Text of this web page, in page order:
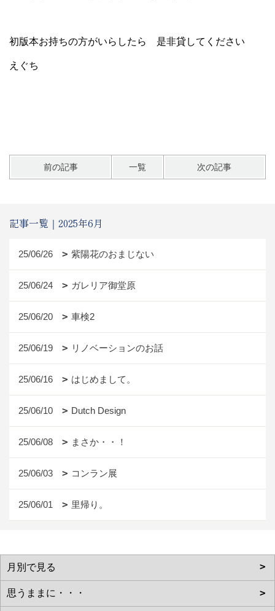
初版本お持ちの方がいらしたら 是非貸してください
えぐち
前の記事 一覧 次の記事
記事一覧｜2025年6月
25/06/26 紫陽花のおまじない
25/06/24 ガレリア御堂原
25/06/20 車検2
25/06/19 リノベーションのお話
25/06/16 はじめまして。
25/06/10 Dutch Design
25/06/08 まさか・・！
25/06/03 コンラン展
25/06/01 里帰り。